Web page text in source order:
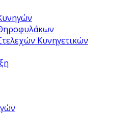
Κυνηγετικών